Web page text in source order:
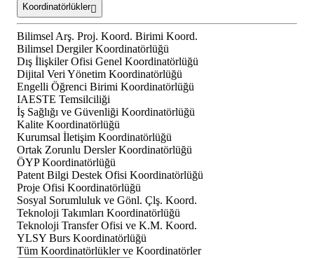
Koordinatörlükler
Bilimsel Arş. Proj. Koord. Birimi Koord.
Bilimsel Dergiler Koordinatörlüğü
Dış İlişkiler Ofisi Genel Koordinatörlüğü
Dijital Veri Yönetim Koordinatörlüğü
Engelli Öğrenci Birimi Koordinatörlüğü
IAESTE Temsilciliği
İş Sağlığı ve Güvenliği Koordinatörlüğü
Kalite Koordinatörlüğü
Kurumsal İletişim Koordinatörlüğü
Ortak Zorunlu Dersler Koordinatörlüğü
ÖYP Koordinatörlüğü
Patent Bilgi Destek Ofisi Koordinatörlüğü
Proje Ofisi Koordinatörlüğü
Sosyal Sorumluluk ve Gönl. Çlş. Koord.
Teknoloji Takımları Koordinatörlüğü
Teknoloji Transfer Ofisi ve K.M. Koord.
YLSY Burs Koordinatörlüğü
Tüm Koordinatörlükler ve Koordinatörler